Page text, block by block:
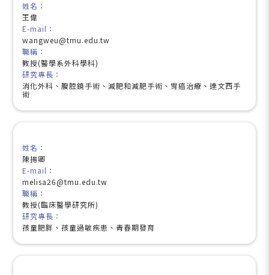
姓名：
王偉
E-mail：
wangweu@tmu.edu.tw
職稱：
教授(醫學系外科學科)
研究專長：
消化外科、腹腔鏡手術、減肥和減肥手術、胃癌治療、達文西手
術
姓名：
陳揚卿
E-mail：
melisa26@tmu.edu.tw
職稱：
教授(臨床醫學研究所)
研究專長：
孩童肥胖、孩童過敏疾患、青春期發育